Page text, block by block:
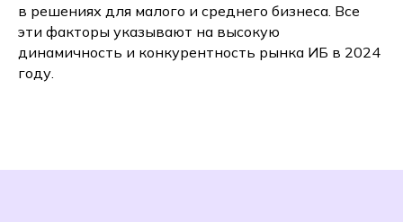
в решениях для малого и среднего бизнеса. Все
эти факторы указывают на высокую
динамичность и конкурентность рынка ИБ в 2024
году.